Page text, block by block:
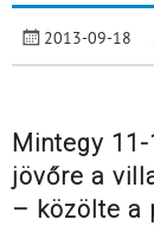
2013-09-18
Mintegy
jövőre a
– közölte a